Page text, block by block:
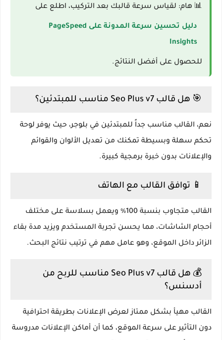
📊 هام: لقياس سرعة قالبك بعد التركيب، اطلع على
دليل تحسين سرعة المدونة على PageSpeed
Insights
للحصول على أفضل النتائج.
🎯 هل قالب Seo Plus v7 مناسب للمبتدئين؟
نعم، القالب مناسب جداً للمبتدئين في بلوجر، حيث يوفر لوحة
تحكم سهلة وبسيطة تمكنك من تعديل الألوان والقوائم
والإعلانات بدون خبرة برمجية كبيرة.
📱 توافق القالب مع الهاتف
القالب متجاوب بنسبة 100٪ ويعمل بسلاسة على مختلف
أحجام الشاشات، مما يحسن تجربة المستخدم ويزيد مدة بقاء
الزائر داخل الموقع، وهو عامل مهم في ترتيب نتائج البحث.
💰 هل قالب Seo Plus v7 مناسب للربح من
أدسنس؟
القالب مهيأ بشكل ممتاز لعرض الإعلانات بطريقة احترافية
دون التأثير على سرعة الموقع، كما أن أماكن الإعلانات مدروسة